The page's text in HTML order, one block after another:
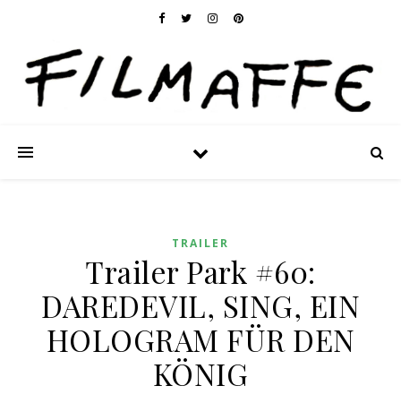
TRAILER
Trailer Park #60:
DAREDEVIL, SING, EIN
HOLOGRAM FÜR DEN
KÖNIG